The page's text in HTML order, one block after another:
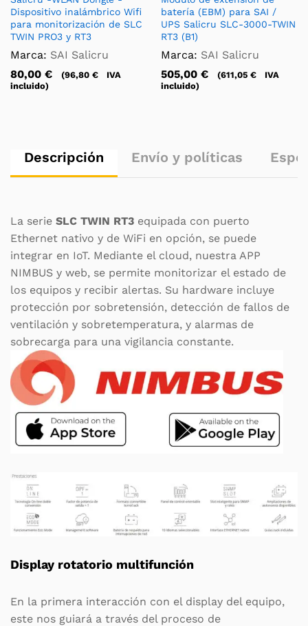
Dispositivo inalámbrico Wifi
para monitorización de SLC
TWIN PRO3 y RT3
Marca: SAI Salicru
80,00 € (96,80 €
IVA
incluido)
batería (EBM) para SAI /
UPS Salicru SLC-3000-TWIN
RT3 (B1)
Marca: SAI Salicru
505,00 € (611,05 €
IVA
incluido)
Descripción Envío y políticas
La serie SLC TWIN RT3 equipada con puerto
Ethernet nativo y de WiFi en opción, se puede
integrar en IoT. Mediante el cloud, nuestra APP
NIMBUS y web, se permite monitorizar el estado de
los equipos y recibir alertas. Su hardware incluye
protección por sobretensión, detección de fallos de
ventilación y sobretemperatura, y alarmas de
sobrecarga para una vigilancia constante.
Display rotatorio multifunción
En la primera interacción con el display del equipo,
este nos guiará a través del proceso de